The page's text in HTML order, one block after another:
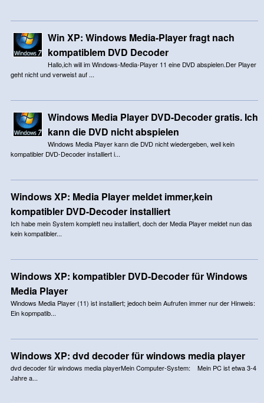
Win XP: Windows Media-Player fragt nach
kompatiblem DVD Decoder
Hallo,ich will im Windows-Media-Player 11 eine DVD abspielen.Der Player
geht nicht und verweist auf ...
Windows Media Player DVD-Decoder gratis. Ich
kann die DVD nicht abspielen
Windows Media Player kann die DVD nicht wiedergeben, weil kein
kompatibler DVD-Decoder installiert i...
Windows XP: Media Player meldet immer,kein
kompatibler DVD-Decoder installiert
Ich habe mein System komplett neu installiert, doch der Media Player meldet nun das
kein kompatibler...
Windows XP: kompatibler DVD-Decoder für Windows
Media Player
Windows Media Player (11) ist installiert; jedoch beim Aufrufen immer nur der Hinweis:
Ein kopmpatib...
Windows XP: dvd decoder für windows media player
dvd decoder für windows media playerMein Computer-System: Mein PC ist etwa 3-4
Jahre a...